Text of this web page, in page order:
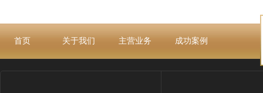
首页 关于我们 主营业务 成功案例